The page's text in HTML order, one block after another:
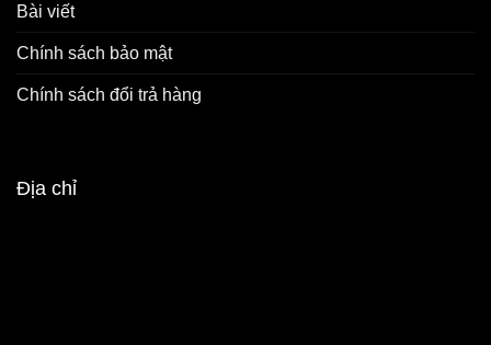
Bài viết
Chính sách bảo mật
Chính sách đổi trả hàng
Địa chỉ